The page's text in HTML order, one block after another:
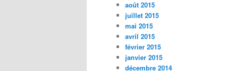
août 2015
juillet 2015
mai 2015
avril 2015
février 2015
janvier 2015
décembre 2014